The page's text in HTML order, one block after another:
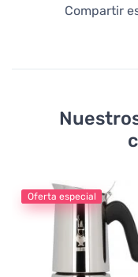
Compartir
Oferta especial